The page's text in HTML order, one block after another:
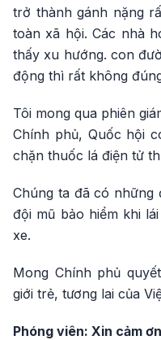
trở thành gánh nặng
toàn xã hội. Các nhà
thấy xu hướng. con
động thì rất không
Tôi mong qua phiên
Chính phủ, Quốc hội
chặn thuốc lá điện tử
Chúng ta đã có
đội mũ bảo hiểm khi
xe.
Mong Chính phủ
giới trẻ, tương lai của
Phóng viên: Xin cảm